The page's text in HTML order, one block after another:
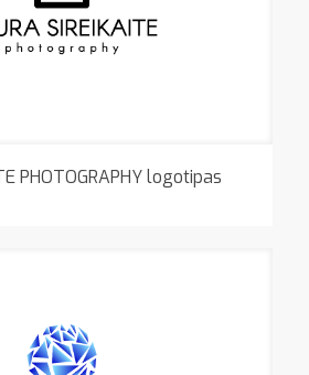
PHOTOGRAPHY logotipas